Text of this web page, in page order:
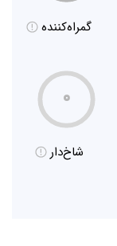
گمراه‌کننده
۰
شاخ‌دار